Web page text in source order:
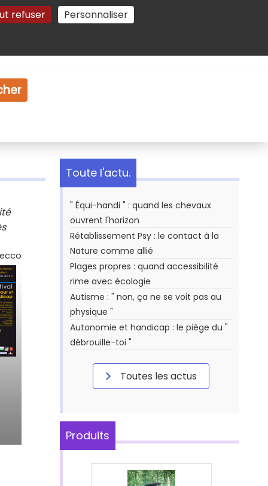
refuser Personnaliser
Gestion des cookies
Toute l'actu.
" Équi-handi " : quand les chevaux
ouvrent l'horizon
Rétablissement Psy : le contact à la
Nature comme allié
Plages propres : quand accessibilité
rime avec écologie
Autisme : " non, ça ne se voit pas au
physique "
Autonomie et handicap : le piège du "
débrouille-toi "
Toutes les actus
Produits